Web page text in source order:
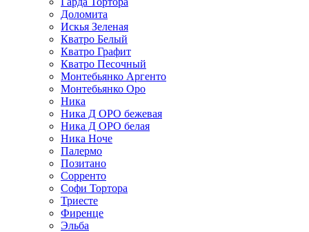
Доломита
Искья Зеленая
Кватро Белый
Кватро Графит
Кватро Песочный
Монтебьянко Аргенто
Монтебьянко Оро
Ника
Ника Д ОРО бежевая
Ника Д ОРО белая
Ника Ноче
Палермо
Позитано
Сорренто
Софи Тортора
Триесте
Фиренце
Эльба